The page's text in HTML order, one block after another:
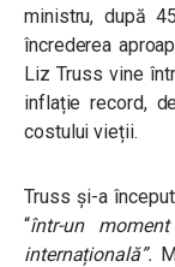
ministru, după
încrederea
Liz Truss vine
inflație record,
costului vieții.
Truss și-a
“într-un
internațională”.